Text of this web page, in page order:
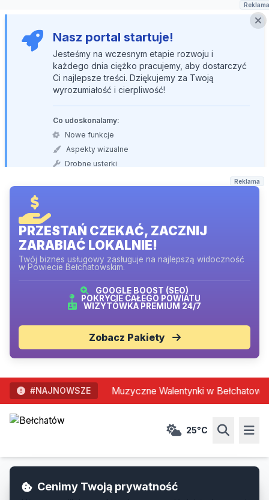
Reklama
Nasz portal startuje!
Jesteśmy na wczesnym etapie rozwoju i
każdego dnia ciężko pracujemy, aby dostarczyć
Ci najlepsze treści. Dziękujemy za Twoją
wyrozumiałość i cierpliwość!
Co udoskonalamy:
Nowe funkcje
Aspekty wizualne
Drobne usterki
Reklama
PRZESTAŃ CZEKAĆ, ZACZNIJ
ZARABIAĆ LOKALNIE!
Twój biznes usługowy zasługuje na najlepszą widoczność
w Powiecie Bełchatowskim.
GOOGLE BOOST (SEO)
POKRYCIE CAŁEGO POWIATU
WIZYTÓWKA PREMIUM 24/7
Zobacz Pakiety
#NAJNOWSZE Muzyczne Walentynki w Bełchatowie:
25°C
Cenimy Twoją prywatność
Strona Główna Wiadomości